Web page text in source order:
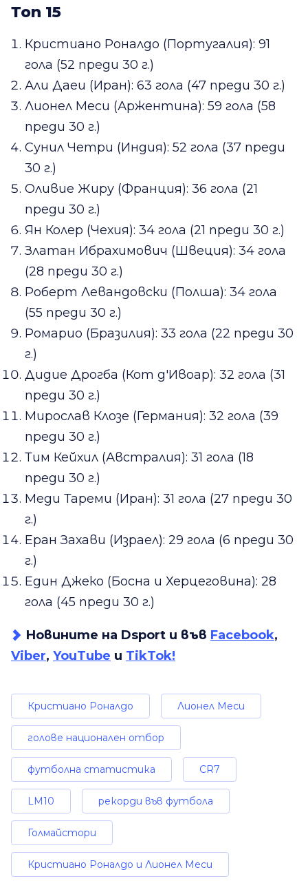
Топ 15
Кристиано Роналдо (Португалия): 91
гола (52 преди 30 г.)
Али Даеи (Иран): 63 гола (47 преди 30 г.)
Лионел Меси (Аржентина): 59 гола (58
преди 30 г.)
Сунил Четри (Индия): 52 гола (37 преди
30 г.)
Оливие Жиру (Франция): 36 гола (21
преди 30 г.)
Ян Колер (Чехия): 34 гола (21 преди 30 г.)
Златан Ибрахимович (Швеция): 34 гола
(28 преди 30 г.)
Роберт Левандовски (Полша): 34 гола
(55 преди 30 г.)
Ромарио (Бразилия): 33 гола (22 преди 30
г.)
Дидие Дрогба (Кот д'Ивоар): 32 гола (31
преди 30 г.)
Мирослав Клозе (Германия): 32 гола (39
преди 30 г.)
Тим Кейхил (Австралия): 31 гола (18
преди 30 г.)
Меди Тареми (Иран): 31 гола (27 преди 30
г.)
Еран Захави (Израел): 29 гола (6 преди 30
г.)
Един Джеко (Босна и Херцеговина): 28
гола (45 преди 30 г.)
Новините на Dsport и във Facebook,
Viber, YouTube и TikTok!
Кристиано Роналдо Лионел Меси
голове национален отбор
футболна статистика CR7
LM10 рекорди във футбола
Голмайстори
Кристиано Роналдо и Лионел Меси